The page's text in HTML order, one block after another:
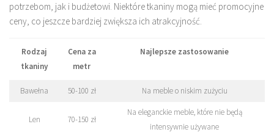
potrzebom, jak i budżetowi. Niektóre tkaniny mogą mieć promocyjne
ceny, co jeszcze bardziej zwiększa ich atrakcyjność.
Rodzaj
tkaniny
Cena za
metr
Najlepsze zastosowanie
Bawełna 50-100 zł Na meble o niskim zużyciu
Len 70-150 zł
Na eleganckie meble, które nie będą
intensywnie używane